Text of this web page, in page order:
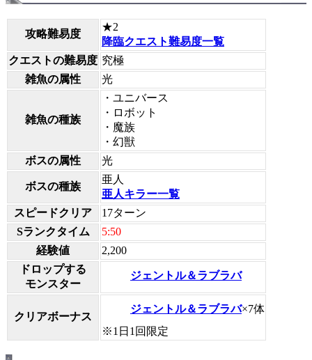
攻略難易度
★2
降臨クエスト難易度一覧
クエストの難易度 究極
雑魚の属性
光
雑魚の種族
・ユニバース
・ロボット
・魔族
・幻獣
ボスの属性
光
ボスの種族
亜人
亜人キラー一覧
スピードクリア
17ターン
Sランクタイム
5:50
経験値
2,200
ドロップする
モンスター
ジェントル＆ラブラバ
クリアボーナス
ジェントル＆ラブラバ×7体
※1日1回限定